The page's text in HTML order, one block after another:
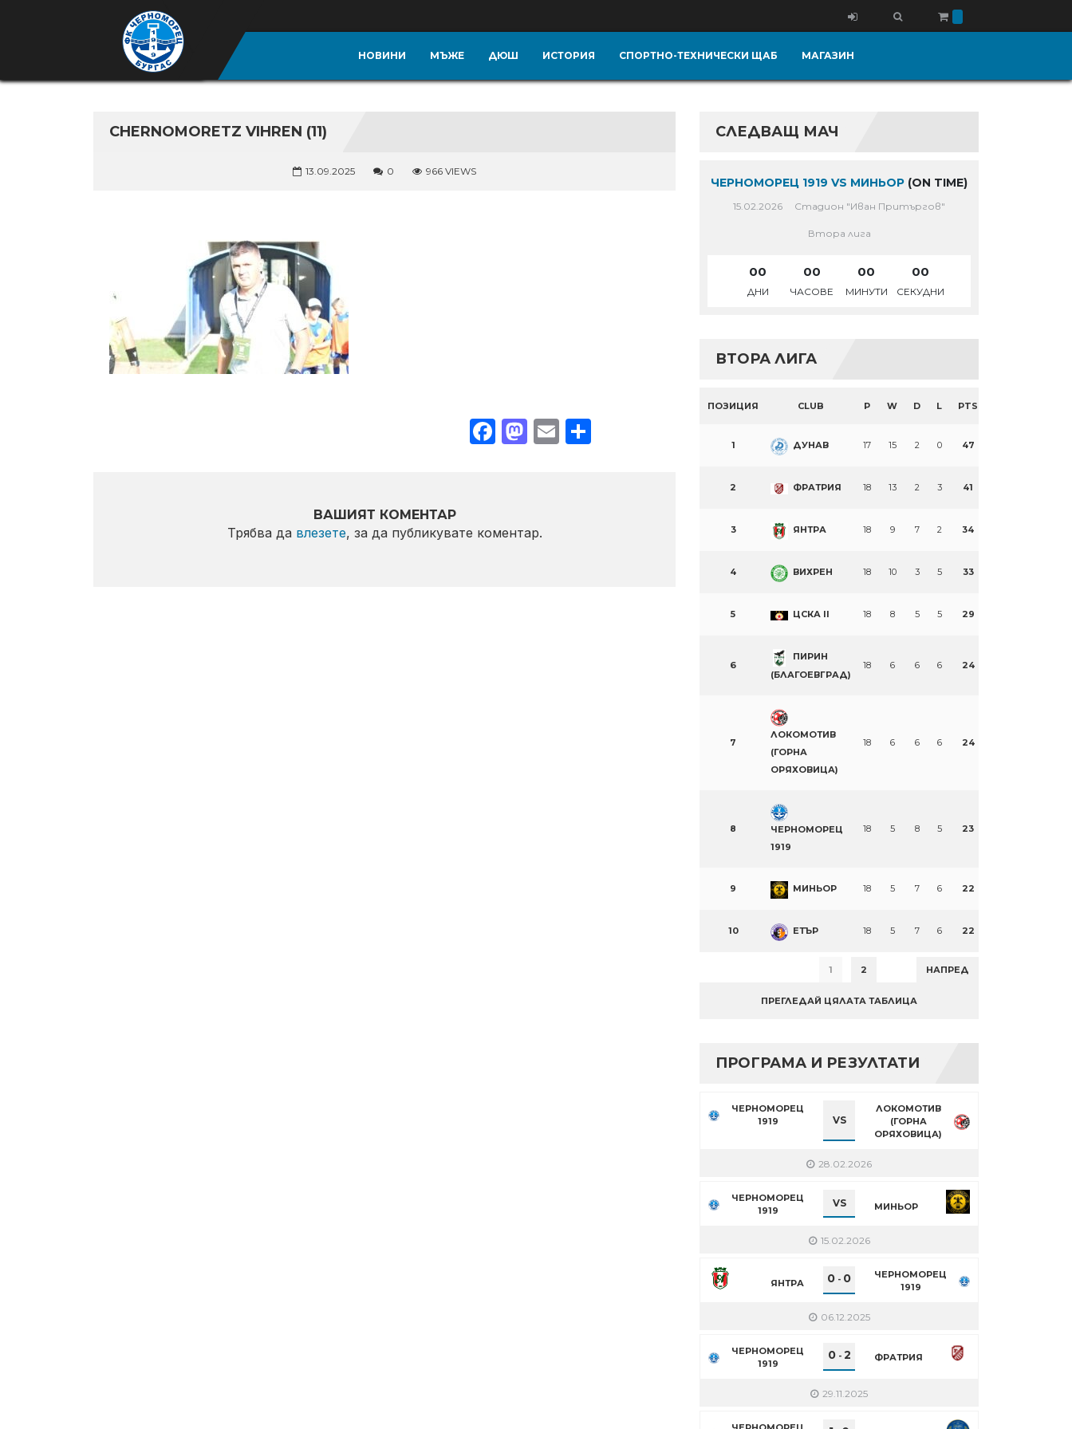
НОВИНИ МЪЖЕ ДЮШ ИСТОРИЯ СПОРТНО-ТЕХНИЧЕСКИ ЩАБ МАГАЗИН
CHERNOMORETZ VIHREN (11)
13.09.2025 0 966 VIEWS
Facebook
Mastodon
EmailShare
ВАШИЯТ КОМЕНТАР
Трябва да влезете, за да публикувате коментар.
СЛЕДВАЩ МАЧ
ЧЕРНОМОРЕЦ 1919 VS МИНЬОР (ON TIME)
15.02.2026 Стадион "Иван Притъргов"
Втора лига
00
ДНИ
00
ЧАСОВЕ
00
МИНУТИ
00
СЕКУДНИ
ВТОРА ЛИГА
ПОЗИЦИЯ CLUB P W D L PTS
1 ДУНАВ 17 15 2 0 47
2 ФРАТРИЯ 18 13 2 3 41
3 ЯНТРА 18 9 7 2 34
4 ВИХРЕН 18 10 3 5 33
5 ЦСКА II 18 8 5 5 29
6
ПИРИН
(БЛАГОЕВГРАД)
18 6 6 6 24
7
ЛОКОМОТИВ
(ГОРНА
ОРЯХОВИЦА)
18 6 6 6 24
8
ЧЕРНОМОРЕЦ
1919
18 5 8 5 23
9 МИНЬОР 18 5 7 6 22
10 ЕТЪР 18 5 7 6 22
1 2 НАПРЕД
ПРЕГЛЕДАЙ ЦЯЛАТА ТАБЛИЦА
ПРОГРАМА И РЕЗУЛТАТИ
ЧЕРНОМОРЕЦ
1919
VS
ЛОКОМОТИВ
(ГОРНА
ОРЯХОВИЦА)
28.02.2026
ЧЕРНОМОРЕЦ
1919
VS МИНЬОР
15.02.2026
ЯНТРА 0 - 0
ЧЕРНОМОРЕЦ
1919
06.12.2025
ЧЕРНОМОРЕЦ
1919
0- 2 ФРАТРИЯ
29.11.2025